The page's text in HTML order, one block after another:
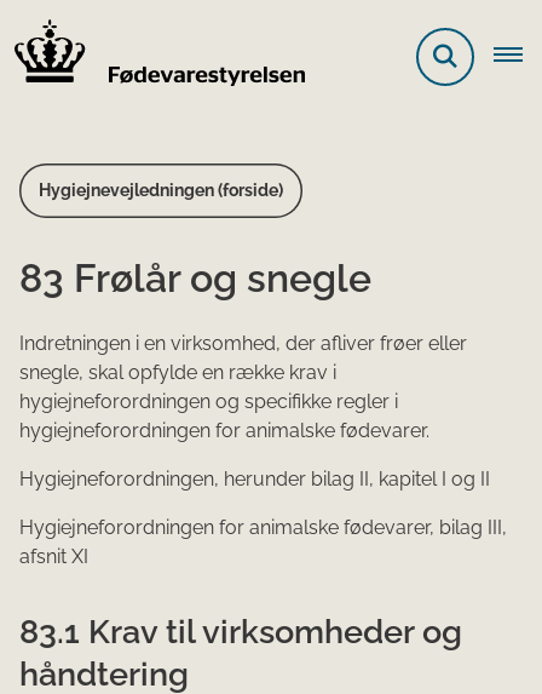
Hygiejnevejledningen (forside)
83 Frølår og snegle
Indretningen i en virksomhed, der afliver frøer eller
snegle, skal opfylde en række krav i
hygiejneforordningen og specifikke regler i
hygiejneforordningen for animalske fødevarer.
Hygiejneforordningen, herunder bilag II, kapitel I og II
Hygiejneforordningen for animalske fødevarer, bilag III,
afsnit XI
83.1 Krav til virksomheder og
håndtering